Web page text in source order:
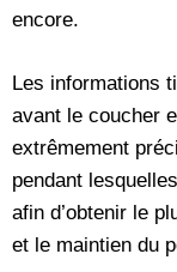
encore.
Les informations
avant le coucher
extrêmement
pendant
afin d’obtenir le
et le maintien du